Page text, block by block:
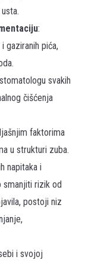
:
gaziranih pića,
svakih
čišćenja
faktorima
u strukturi zuba.
napitaka i
smanjiti rizik od
postoji niz
i svojoj